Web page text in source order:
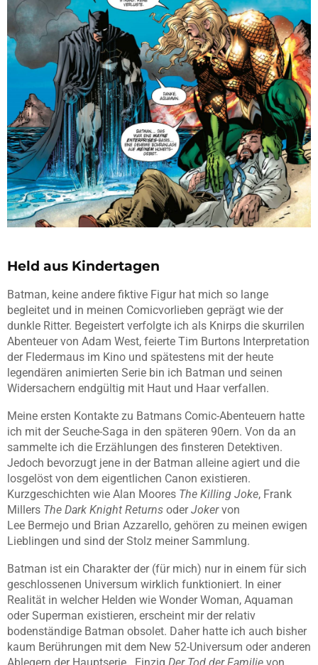
Held aus Kindertagen
Batman, keine andere fiktive Figur hat mich so lange
begleitet und in meinen Comicvorlieben geprägt wie der
dunkle Ritter. Begeistert verfolgte ich als Knirps die skurrilen
Abenteuer von Adam West, feierte Tim Burtons Interpretation
der Fledermaus im Kino und spätestens mit der heute
legendären animierten Serie bin ich Batman und seinen
Widersachern endgültig mit Haut und Haar verfallen.
Meine ersten Kontakte zu Batmans Comic-Abenteuern hatte
ich mit der Seuche-Saga in den späteren 90ern. Von da an
sammelte ich die Erzählungen des finsteren Detektiven.
Jedoch bevorzugt jene in der Batman alleine agiert und die
losgelöst von dem eigentlichen Canon existieren.
Kurzgeschichten wie Alan Moores The Killing Joke, Frank
Millers The Dark Knight Returns oderJokervon
Lee Bermejo und Brian Azzarello, gehören zu meinen ewigen
Lieblingen und sind der Stolz meiner Sammlung.
Batman ist ein Charakter der (für mich) nur in einem für sich
geschlossenen Universum wirklich funktioniert. In einer
Realität in welcher Helden wie Wonder Woman, Aquaman
oder Superman existieren, erscheint mir der relativ
bodenständige Batman obsolet. Daher hatte ich auch bisher
kaum Berührungen mit dem New 52-Universum oder anderen